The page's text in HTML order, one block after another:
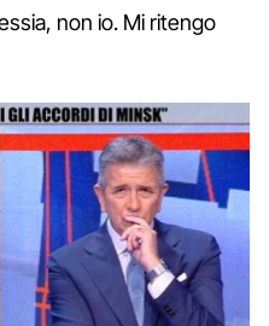
non io. Mi ritengo